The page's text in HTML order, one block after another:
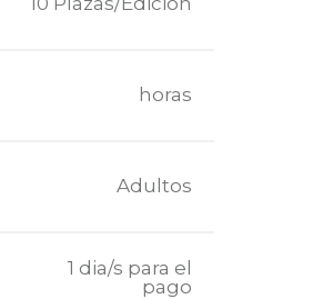
horas
Adultos
1 dia/s para el
pago